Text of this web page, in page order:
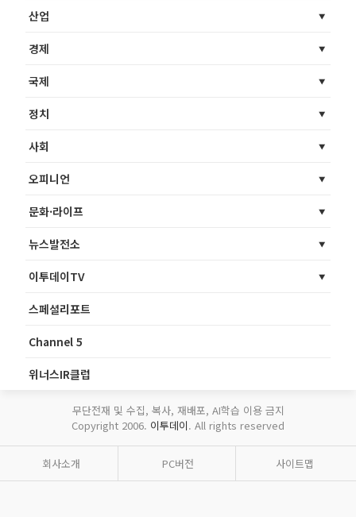
산업
경제
국제
정치
사회
오피니언
문화·라이프
뉴스발전소
이투데이TV
스페셜리포트
Channel 5
위너스IR클럽
무단전재 및 수집, 복사, 재배포, AI학습 이용 금지
Copyright 2006. 이투데이. All rights reserved
회사소개 PC버전 사이트맵